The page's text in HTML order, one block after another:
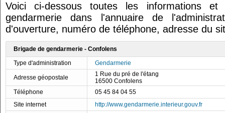
Voici ci-dessous toutes les informations et
gendarmerie dans l'annuaire de
d'ouverture, numéro de téléphone, adresse du
Brigade de gendarmerie - Confolens
Type d'administration
Gendarmerie
Adresse géopostale
1 Rue du pré de l'étang
16500 Confolens
Téléphone
05 45 84 04 55
Site internet
http://www.gendarmerie.interieur.gouv.fr